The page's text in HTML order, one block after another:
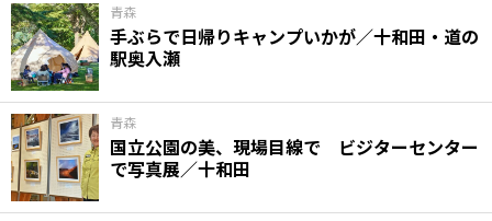
青森
手ぶらで日帰りキャンプいかが／十和田・道の
駅奥入瀬
青森
国立公園の美、現場目線で ビジターセンター
で写真展／十和田